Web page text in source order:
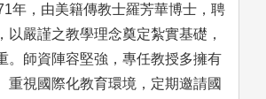
年，由美籍傳教士羅芳華博士，聘
以嚴謹之教學理念奠定紮實基礎，
。師資陣容堅強，專任教授多擁有
重視國際化教育環境，定期邀請國